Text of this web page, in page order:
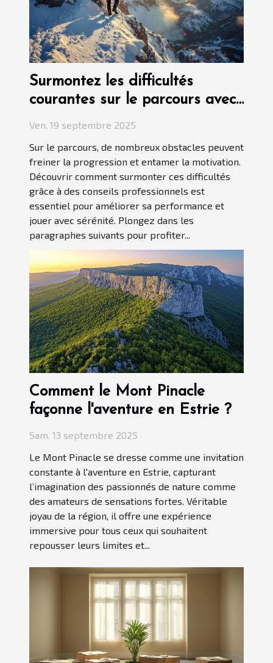
Surmontez les difficultés
courantes sur le parcours avec
des conseils professionnels
Ven. 19 septembre 2025
Sur le parcours, de nombreux obstacles peuvent
freiner la progression et entamer la motivation.
Découvrir comment surmonter ces difficultés
grâce à des conseils professionnels est
essentiel pour améliorer sa performance et
jouer avec sérénité. Plongez dans les
paragraphes suivants pour profiter...
Comment le Mont Pinacle
façonne l'aventure en Estrie ?
Sam. 13 septembre 2025
Le Mont Pinacle se dresse comme une invitation
constante à l'aventure en Estrie, capturant
l’imagination des passionnés de nature comme
des amateurs de sensations fortes. Véritable
joyau de la région, il offre une expérience
immersive pour tous ceux qui souhaitent
repousser leurs limites et...